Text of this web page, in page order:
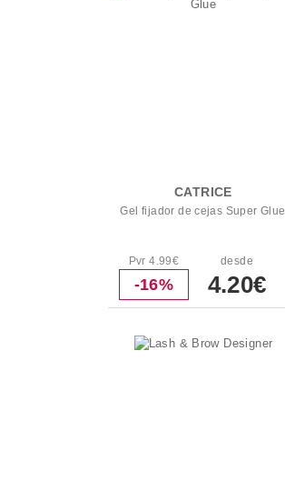
CATRICE
Gel fijador de cejas Super Glue
Pvr 4.99€
-16%
desde
4.20€